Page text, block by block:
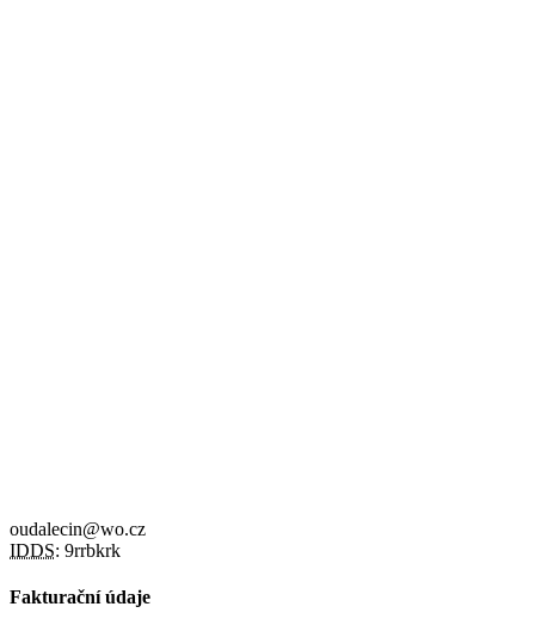
oudalecin@wo.cz
IDDS: 9rrbkrk
Fakturační údaje